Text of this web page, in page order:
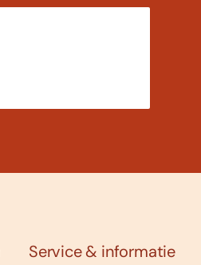
Service & informatie